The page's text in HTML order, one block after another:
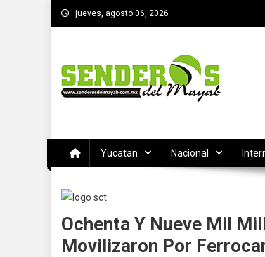
Saltar
al
jueves, agosto 06, 2026
Yucatan Nacional
Ochenta Y Nueve Mil
Movilizaron Por